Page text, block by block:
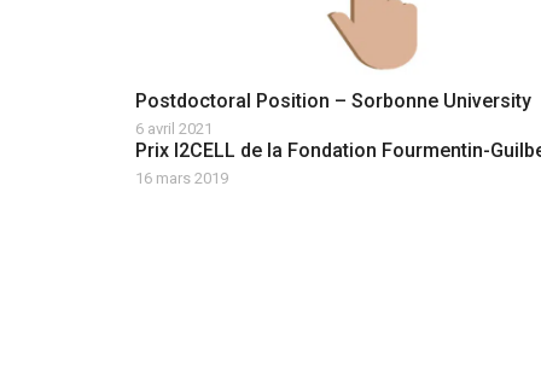
Postdoctoral Position – Sorbonne University
6 avril 2021
Prix I2CELL de la Fondation Fourmentin-
16 mars 2019